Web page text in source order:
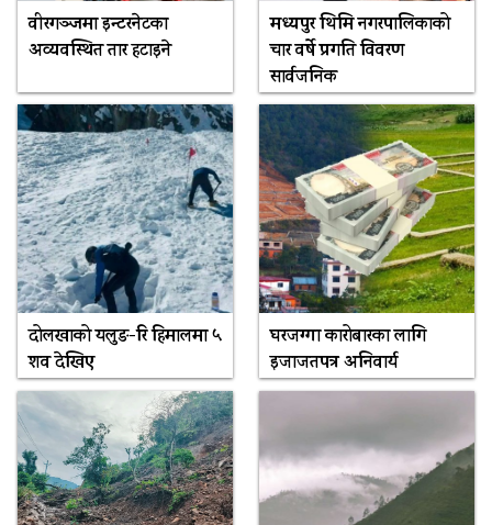
वीरगञ्जमा इन्टरनेटका
अव्यवस्थित तार हटाइने
मध्यपुर थिमि नगरपालिकाको
चार वर्षे प्रगति विवरण
सार्वजनिक
दोलखाको यलुङ-रि हिमालमा ५
शव देखिए
घरजग्गा कारोबारका लागि
इजाजतपत्र अनिवार्य